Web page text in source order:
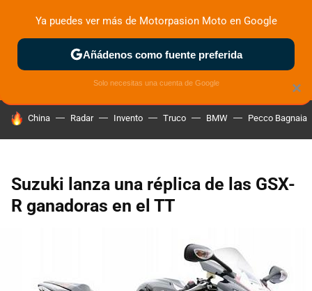
ZONA DE PRUEBAS DEPORTIVAS MOTOS ELÉCTRICAS
HOY SE HABLA DE
China Radar Invento Truco BMW Pecco Bagnaia
Suzuki lanza una réplica de las GSX-
R ganadoras en el TT
×
Ya puedes ver más de Motorpasion Moto en Google
Añádenos como fuente preferida
Solo necesitas una cuenta de Google